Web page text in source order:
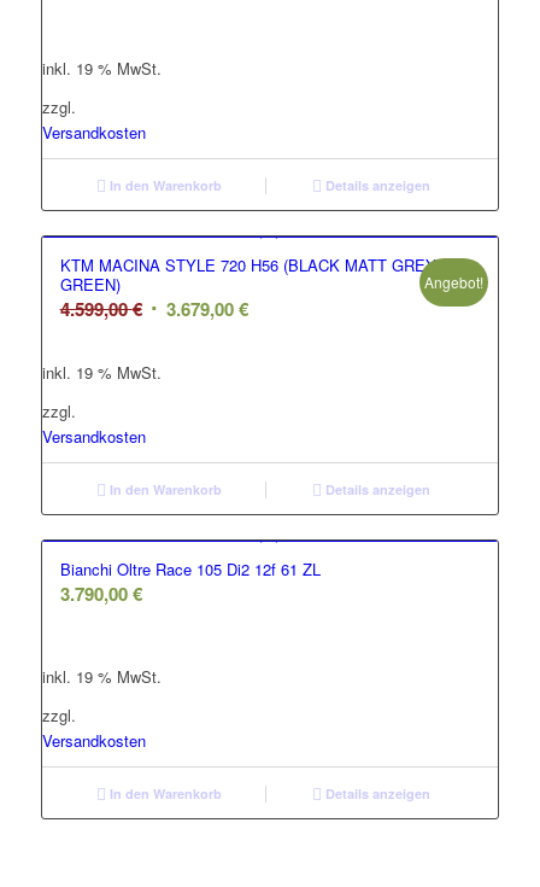
inkl. 19 % MwSt.
zzgl.
Versandkosten
In den Warenkorb Details anzeigen
KTM MACINA STYLE 720 H56 (BLACK MATT GREY
GREEN)
4.599,00€ Ursprünglicher
war:
3.679,00€Aktueller
Angebot!
inkl. 19 % MwSt.
zzgl.
Versandkosten
In den Warenkorb Details anzeigen
Bianchi Oltre Race 105 Di2 12f 61 ZL
3.790,00€
inkl. 19 % MwSt.
zzgl.
Versandkosten
In den Warenkorb Details anzeigen